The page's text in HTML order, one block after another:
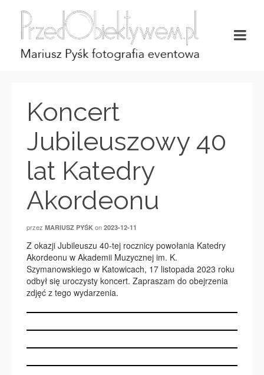
Koncert
Jubileuszowy 40
lat Katedry
Akordeonu
przez MARIUSZ PYŚK on 2023-12-11
Z okazji Jubileuszu 40-tej rocznicy powołania Katedry
Akordeonu w Akademii Muzycznej im. K.
Szymanowskiego w Katowicach, 17 listopada 2023 roku
odbył się uroczysty koncert. Zapraszam do obejrzenia
zdjęć z tego wydarzenia.